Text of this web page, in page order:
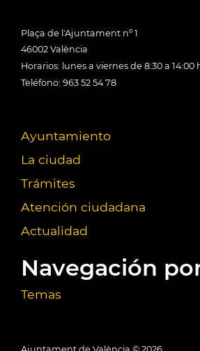
Plaça de l'Ajuntament nº 1
46002 València
Horarios: lunes a viernes de 8:30 a 14:00
Teléfono: 963 52 54 78
Ayuntamiento
La ciudad
Trámites
Atención ciudadana
Actualidad
Navegación
Temas